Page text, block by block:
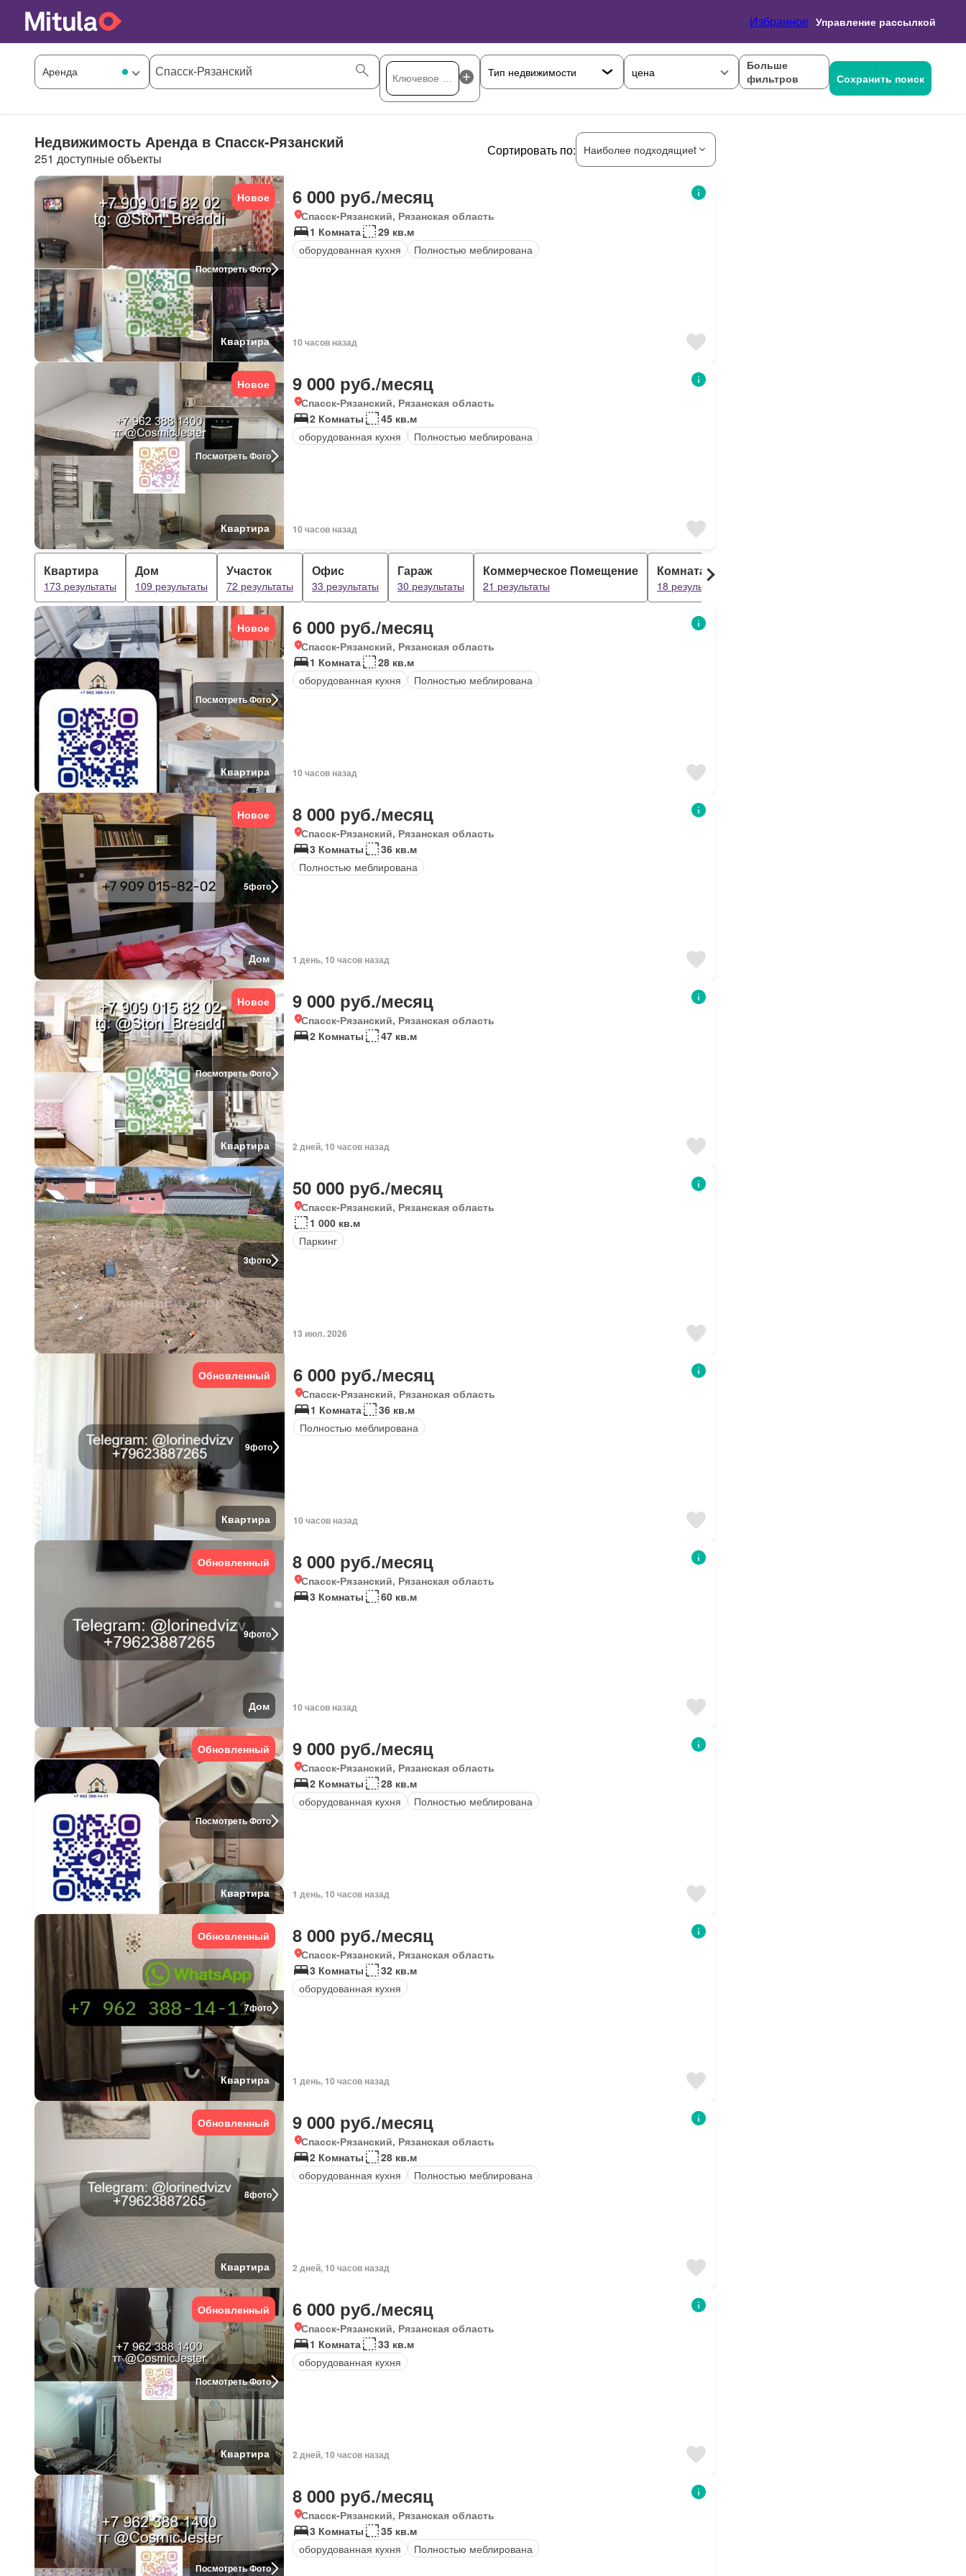
Избранное Управление рассылкой
цена
Больше
фильтров
Сохранить поиск
Недвижимость Аренда в Спасск-Рязанский
251 доступные объекты
Сортировать по: Наиболее подходящиеt
Посмотреть Фото
Новое
Квартира
6 000 руб./месяц
Спасск-Рязанский, Рязанская область
1 Комната
29 кв.м
оборудованная кухня
Полностью меблирована
10 часов назад
Посмотреть Фото
Новое
Квартира
9 000 руб./месяц
Спасск-Рязанский, Рязанская область
2 Комнаты
45 кв.м
оборудованная кухня
Полностью меблирована
10 часов назад
Квартира
173 результаты
Дом
109 результаты
Участок
72 результаты
Офис
33 результаты
Гараж
30 результаты
Коммерческое Помещение
21 результаты
Комната
18 результаты
Посмотреть Фото
Новое
Квартира
6 000 руб./месяц
Спасск-Рязанский, Рязанская область
1 Комната
28 кв.м
оборудованная кухня
Полностью меблирована
10 часов назад
5фото
Новое
Дом
8 000 руб./месяц
Спасск-Рязанский, Рязанская область
3 Комнаты
36 кв.м
Полностью меблирована
1 день, 10 часов назад
Посмотреть Фото
Новое
Квартира
9 000 руб./месяц
Спасск-Рязанский, Рязанская область
2 Комнаты
47 кв.м
2 дней, 10 часов назад
3фото
50 000 руб./месяц
Спасск-Рязанский, Рязанская область
1 000 кв.м
Паркинг
13 июл. 2026
9фото
Обновленный
Квартира
6 000 руб./месяц
Спасск-Рязанский, Рязанская область
1 Комната
36 кв.м
Полностью меблирована
10 часов назад
9фото
Обновленный
Дом
8 000 руб./месяц
Спасск-Рязанский, Рязанская область
3 Комнаты
60 кв.м
10 часов назад
Посмотреть Фото
Обновленный
Квартира
9 000 руб./месяц
Спасск-Рязанский, Рязанская область
2 Комнаты
28 кв.м
оборудованная кухня
Полностью меблирована
1 день, 10 часов назад
7фото
Обновленный
Квартира
8 000 руб./месяц
Спасск-Рязанский, Рязанская область
3 Комнаты
32 кв.м
оборудованная кухня
1 день, 10 часов назад
8фото
Обновленный
Квартира
9 000 руб./месяц
Спасск-Рязанский, Рязанская область
2 Комнаты
28 кв.м
оборудованная кухня
Полностью меблирована
2 дней, 10 часов назад
Посмотреть Фото
Обновленный
Квартира
6 000 руб./месяц
Спасск-Рязанский, Рязанская область
1 Комната
33 кв.м
оборудованная кухня
2 дней, 10 часов назад
Посмотреть Фото
8 000 руб./месяц
Спасск-Рязанский, Рязанская область
3 Комнаты
35 кв.м
оборудованная кухня
Полностью меблирована